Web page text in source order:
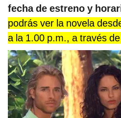
fecha de estreno y
podrás ver la novela
a la 1.00 p.m., a través